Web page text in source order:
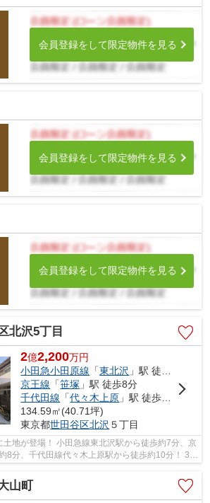
会員登録をして限定物件を見る
会員登録をして限定物件を見る
会員登録をして限定物件を見る
北沢5丁目
2億2,200万円
小田急小田原線 「東北沢 」駅 徒歩7分
京王線 「笹塚 」駅 徒歩8分
千代田線 「代々木上原 」駅 徒歩10分
134.59㎡(40.71坪)
東京都世田谷区北沢 ５丁目
土地が登場！ 小田急線東北沢駅から徒歩約7分、京
8分、千代田線代々木上原駅から徒歩約10分！ 3路
山町